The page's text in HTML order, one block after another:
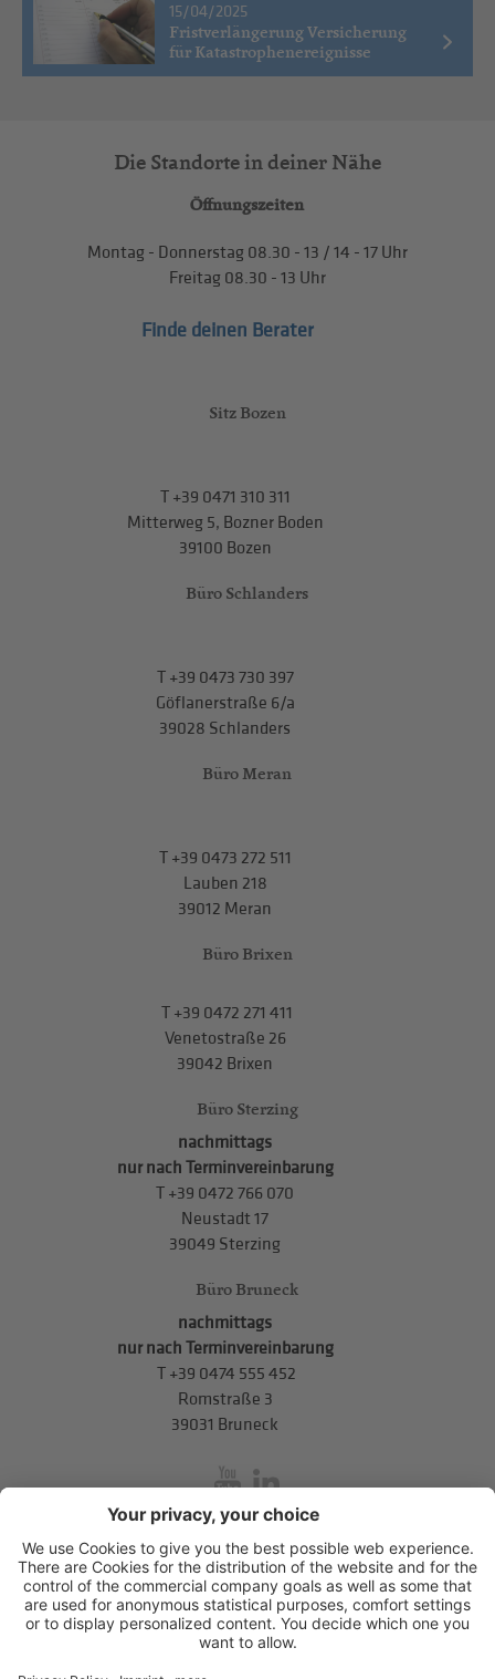
15/04/2025
Fristverlängerung Versicherung
für Katastrophenereignisse
Die Standorte in deiner Nähe
Öffnungszeiten
Montag - Donnerstag 08.30 - 13 / 14 - 17 Uhr
Freitag 08.30 - 13 Uhr
Finde deinen Berater
Sitz Bozen
T+39 0471 310 311
Mitterweg 5, Bozner Boden
39100 Bozen
Büro Schlanders
T+39 0473 730 397
Göflanerstraße 6/a
39028 Schlanders
Büro Meran
T+39 0473 272 511
Lauben 218
39012 Meran
Büro Brixen
T+39 0472 271 411
Venetostraße 26
39042 Brixen
Büro Sterzing
nachmittags
nur nach Terminvereinbarung
T +39 0472 766 070
Neustadt 17
39049 Sterzing
Büro Bruneck
nachmittags
nur nach Terminvereinbarung
T +39 0474 555 452
Romstraße 3
39031 Bruneck
inService
Mitterweg 5, Bozner Boden,I-39100Bozen.T+39 0471 310
311. info@hds-bz.it
Impressum
Datenschutzerklärung